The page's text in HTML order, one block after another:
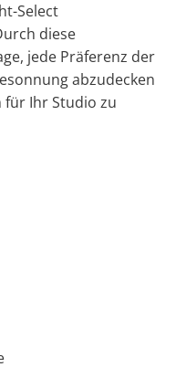
Select
diese
jede Präferenz der
abzudecken
für Ihr Studio zu